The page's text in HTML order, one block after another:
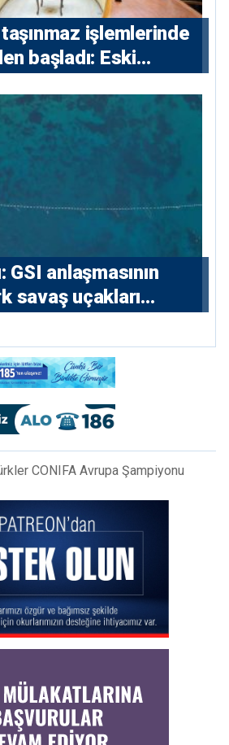
taşınmaz işlemlerinde
başladı: Eski
ay
⁠GSI anlaşmasının
savaş uçakları
CONIFA Avrupa Şampiyonu